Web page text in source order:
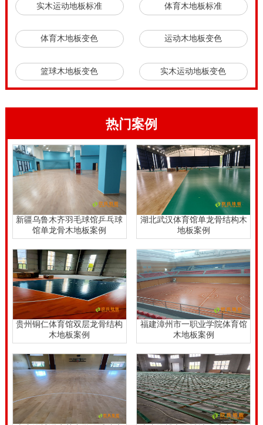
实木运动地板标准 体育木地板标准
体育木地板变色 运动木地板变色
篮球木地板变色 实木运动地板变色
热门案例
新疆乌鲁木齐羽毛球馆乒乓球
馆单龙骨木地板案例
湖北武汉体育馆单龙骨结构木
地板案例
贵州铜仁体育馆双层龙骨结构
木地板案例
福建漳州市一职业学院体育馆
木地板案例